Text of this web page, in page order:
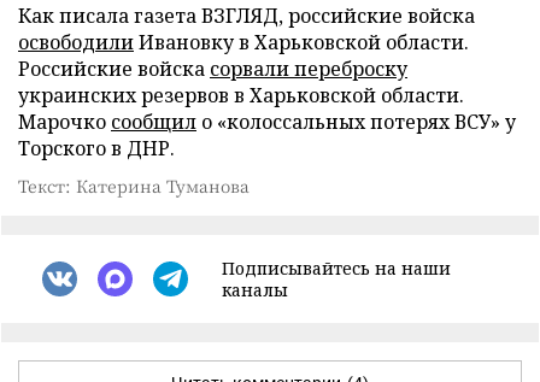
Как писала газета ВЗГЛЯД, российские войска
освободилиИвановку в Харьковской области.
Российские войска сорвали переброску
украинских резервов в Харьковской области.
Марочко сообщил о «колоссальных потерях ВСУ» у
Торского в ДНР.
Текст: Катерина Туманова
Подписывайтесь на наши
каналы